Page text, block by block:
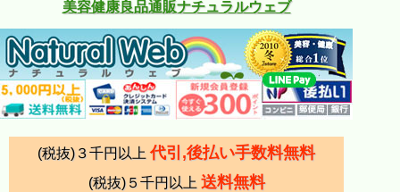
美容健康良品通販ナチュラルウェブ
(税抜)３千円以上 代引,後払い手数料無料
(税抜)５千円以上 送料無料